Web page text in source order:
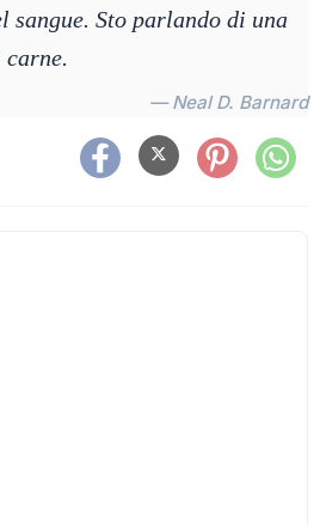
sangue. Sto parlando di una
— Neal D. Barnard